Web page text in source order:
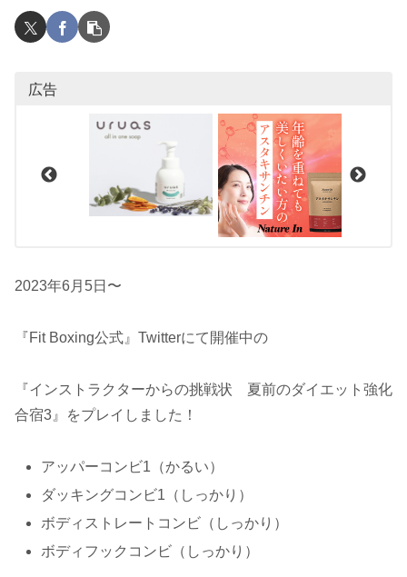
広告
2023年6月5日〜
『Fit Boxing公式』Twitterにて開催中の
『インストラクターからの挑戦状 夏前のダイエット強化
合宿3』をプレイしました！
アッパーコンビ1（かるい）
ダッキングコンビ1（しっかり）
ボディストレートコンビ（しっかり）
ボディフックコンビ（しっかり）